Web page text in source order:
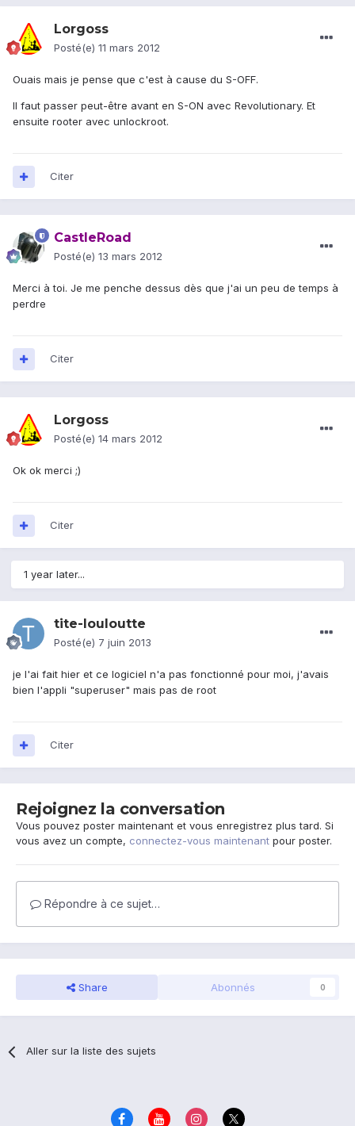
Lorgoss
Posté(e) 11 mars 2012
Ouais mais je pense que c'est à cause du S-OFF.
Il faut passer peut-être avant en S-ON avec Revolutionary. Et
ensuite rooter avec unlockroot.
Citer
CastleRoad
Posté(e) 13 mars 2012
Merci à toi. Je me penche dessus dès que j'ai un peu de temps à
perdre
Citer
Lorgoss
Posté(e) 14 mars 2012
Ok ok merci ;)
Citer
1 year later...
tite-louloutte
Posté(e) 7 juin 2013
je l'ai fait hier et ce logiciel n'a pas fonctionné pour moi, j'avais
bien l'appli "superuser" mais pas de root
Citer
Rejoignez la conversation
Vous pouvez poster maintenant et vous enregistrez plus tard. Si
vous avez un compte, connectez-vous maintenant pour poster.
Répondre à ce sujet…
Share Abonnés 0
Aller sur la liste des sujets